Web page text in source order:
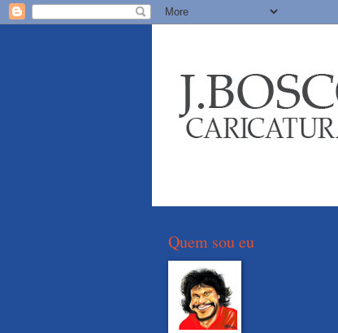
Quem sou eu